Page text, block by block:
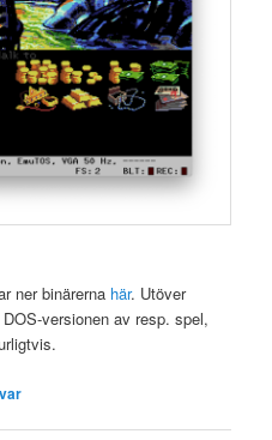
ner binärerna här. Utöver
versionen av resp. spel,